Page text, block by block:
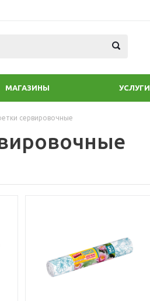
МАГАЗИНЫ УСЛУГИ
сервировочные